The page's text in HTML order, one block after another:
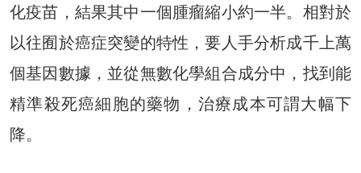
化疫苗，結果其中一個腫瘤縮小約一半。相對於
以往囿於癌症突變的特性，要人手分析成千上萬
個基因數據，並從無數化學組合成分中，找到能
精準殺死癌細胞的藥物，治療成本可謂大幅下
降。